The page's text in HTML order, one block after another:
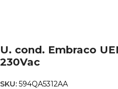
U. cond. Embraco
230Vac
SKU: 594QA5312AA